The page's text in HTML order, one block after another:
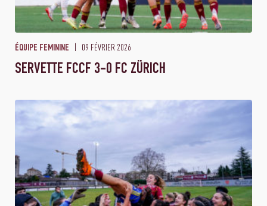
ÉQUIPE FEMININE 09 FÉVRIER 2026
SERVETTE FCCF 3-0 FC ZÜRICH